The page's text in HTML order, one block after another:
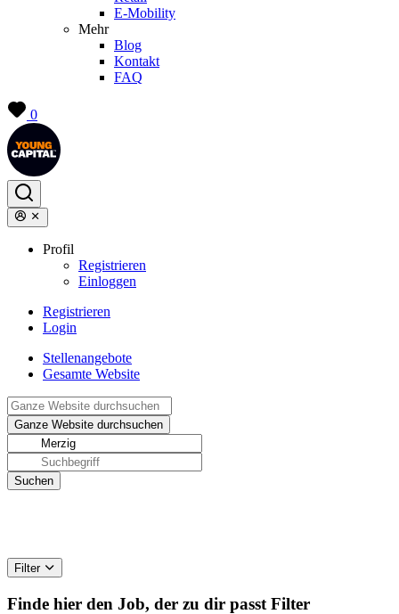
E-Mobility
Mehr
Blog
Kontakt
FAQ
0
Profil
Registrieren
Einloggen
Registrieren
Login
Stellenangebote
Gesamte Website
Filter
Finde hier den Job, der zu dir passt Filter